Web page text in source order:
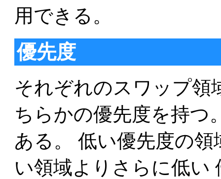
用できる。
優先度
それぞれのスワップ領
ちらかの優先度を持つ
ある。 低い優先度の
い領域よりさらに低い